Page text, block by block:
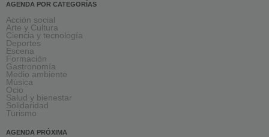
AGENDA POR CATEGORÍAS
Acción social
Arte y Cultura
Ciencia y tecnología
Deportes
Escena
Formación
Gastronomía
Medio ambiente
Música
Ocio
Salud y bienestar
Solidaridad
Turismo
AGENDA PRÓXIMA